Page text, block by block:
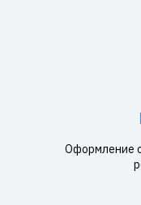
Оформление